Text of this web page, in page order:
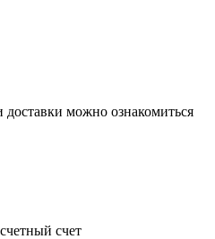
доставки можно ознакомиться
счет